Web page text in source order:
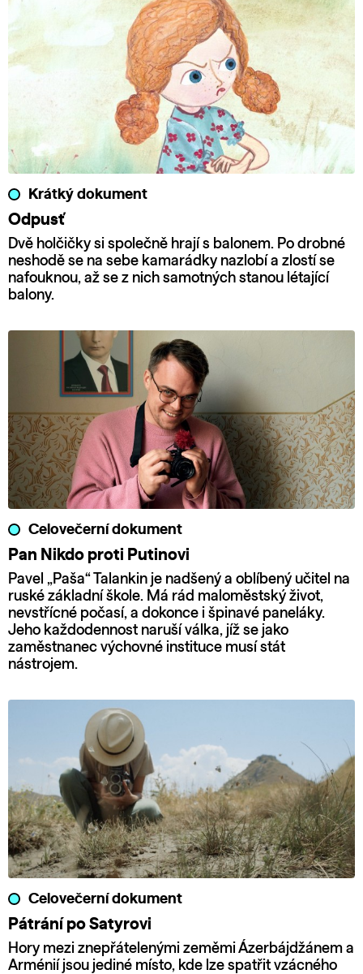
Krátký dokument
Odpusť
Dvě holčičky si společně hrají s balonem. Po drobné
neshodě se na sebe kamarádky nazlobí a zlostí se
nafouknou, až se z nich samotných stanou létající
balony.
Celovečerní dokument
Pan Nikdo proti Putinovi
Pavel „Paša“ Talankin je nadšený a oblíbený učitel na
ruské základní škole. Má rád maloměstský život,
nevstřícné počasí, a dokonce i špinavé paneláky.
Jeho každodennost naruší válka, jíž se jako
zaměstnanec výchovné instituce musí stát
nástrojem.
Celovečerní dokument
Pátrání po Satyrovi
Hory mezi znepřátelenými zeměmi Ázerbájdžánem a
Arménií jsou jediné místo, kde lze spatřit vzácného